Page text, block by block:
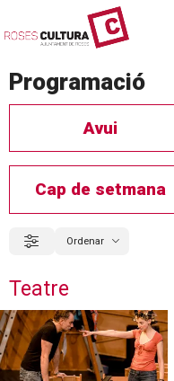
Programació
Avui
Cap de setmana
Filtrar Ordenar
Teatre